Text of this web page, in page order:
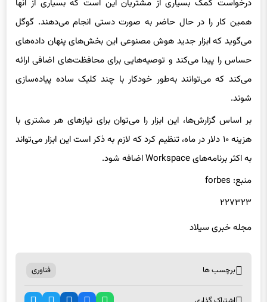
درخواست کمک بسیاری از مشتریان این است که بسیاری از آنها
همین کار را در حال حاضر به صورت دستی انجام می‌دهند. گوگل
می‌گوید که ابزار جدید هوش مصنوعی این بخش‌های پنهان داده‌های
حساس را پیدا می‌کند و توصیه‌هایی برای محافظت‌های اضافی ارائه
می‌کند که می‌توانند به‌طور خودکار با چند کلیک ساده پیاده‌سازی
شوند.
بر اساس گزارش‌ها، این ابزار را می‌توان برای نیازهای هر مشتری با
هزینه ۱۰ دلار در ماه، تنظیم کرد که لازم به ذکر است این ابزار می‌تواند
به اکثر برنامه‌های Workspace اضافه شود.
منبع: forbes
۲۲۷۳۲۳
مجله خبری سیلاد
برچسب ها فناوری